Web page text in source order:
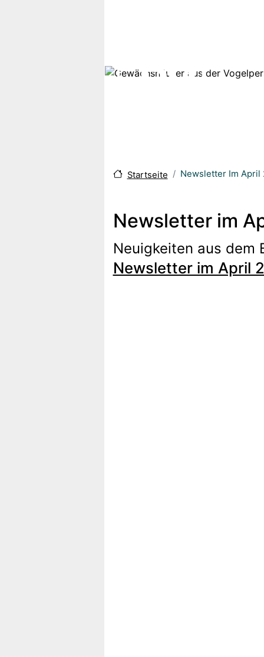
Startseite Newsletter Im April
Newsletter im
Neuigkeiten aus dem
Newsletter im April